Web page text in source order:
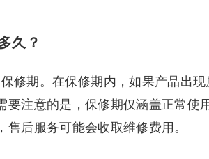
久？
修期。在保修期内，如果产品出
注意的是，保修期仅涵盖正常使
后服务可能会收取维修费用。